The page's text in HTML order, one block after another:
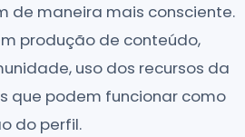
de maneira mais consciente.
produção de conteúdo,
uso dos recursos da
que podem funcionar como
do perfil.